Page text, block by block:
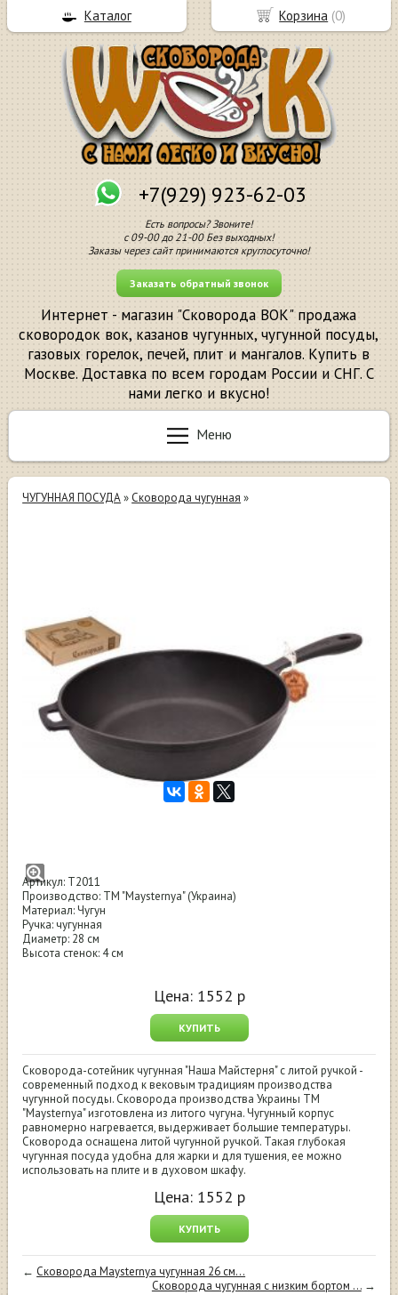
+7(929) 923-62-03
Есть вопросы? Звоните!
с 09-00 до 21-00 Без выходных!
Заказы через сайт принимаются круглосуточно!
Заказать обратный звонок
Интернет - магазин "Сковорода ВОК" продажа
сковородок вок, казанов чугунных, чугунной посуды,
газовых горелок, печей, плит и мангалов. Купить в
Москве. Доставка по всем городам России и СНГ. С
нами легко и вкусно!
Меню
ЧУГУННАЯ ПОСУДА» Сковорода чугунная »
Артикул: T2011
Производство: ТМ "Maysternya" (Украина)
Материал: Чугун
Ручка: чугунная
Диаметр: 28 см
Высота стенок: 4 см
Цена: 1552 р
КУПИТЬ
Сковорода-сотейник чугунная "Наша Майстерня" с литой ручкой -
современный подход к вековым традициям производства
чугунной посуды. Сковорода производства Украины ТМ
"Maysternya" изготовлена из литого чугуна. Чугунный корпус
равномерно нагревается, выдерживает большие температуры.
Сковорода оснащена литой чугунной ручкой. Такая глубокая
чугунная посуда удобна для жарки и для тушения, ее можно
использовать на плите и в духовом шкафу.
Цена: 1552 р
КУПИТЬ
← Сковорода Maysternya чугунная 26 см...
Сковорода чугунная с низким бортом ...→
Корзина (0)
Каталог